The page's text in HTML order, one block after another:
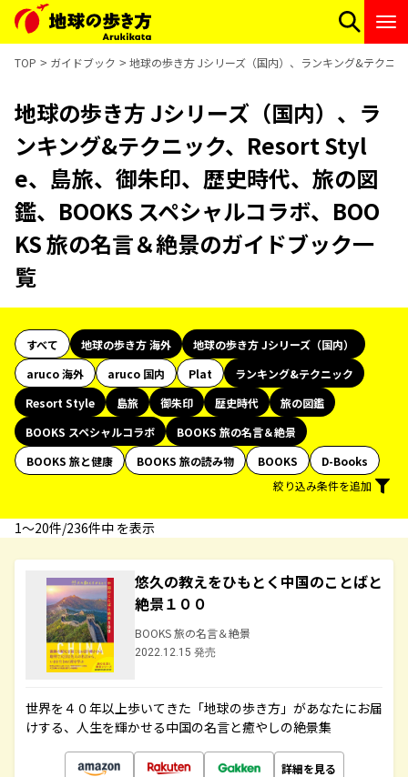
TOP ガイドブック 地球の歩き方 Jシリーズ（国内）、ランキング&テクニ
地球の歩き方 Jシリーズ（国内）、ラ
ンキング&テクニック、Resort Styl
e、島旅、御朱印、歴史時代、旅の図
鑑、BOOKS スペシャルコラボ、BOO
KS 旅の名言＆絶景のガイドブック一
覧
すべて 地球の歩き方 海外
地球の歩き方 Jシリーズ（国内）
aruco 海外
aruco 国内 Plat
ランキング&テクニック
Resort Style
島旅 御朱印 歴史時代
旅の図鑑
BOOKS スペシャルコラボ
BOOKS 旅の名言＆絶景
BOOKS 旅と健康
BOOKS 旅の読み物 BOOKS
D-Books
絞り込み条件を追加
1〜20件/236件中 を表示
悠久の教えをひもとく中国のことばと
絶景１００
BOOKS 旅の名言＆絶景
2022.12.15 発売
世界を４０年以上歩いてきた「地球の歩き方」があなたにお届
けする、人生を輝かせる中国の名言と癒やしの絶景集
詳細を見る